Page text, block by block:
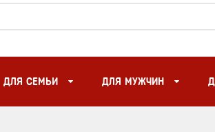
ДЛЯ СЕМЬИ ДЛЯ МУЖЧИН